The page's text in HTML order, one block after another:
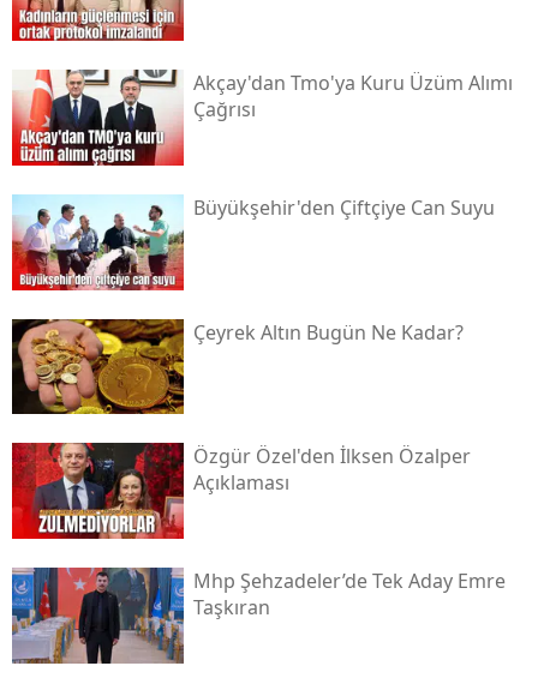
Akçay'dan Tmo'ya Kuru Üzüm Alımı
Çağrısı
Büyükşehir'den Çiftçiye Can Suyu
Çeyrek Altın Bugün Ne Kadar?
Özgür Özel'den İlksen Özalper
Açıklaması
Mhp Şehzadeler’de Tek Aday Emre
Taşkıran